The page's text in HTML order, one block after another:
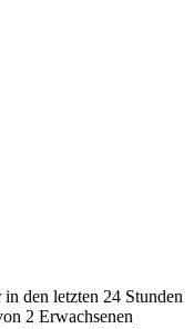
den letzten 24 Stunden
2 Erwachsenen